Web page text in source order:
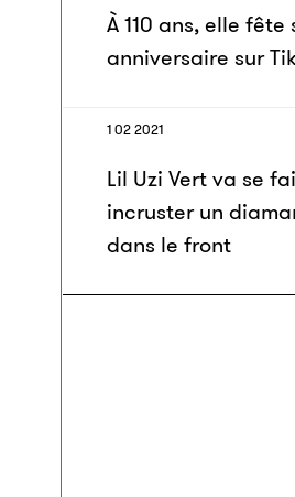
À 110 ans, elle fête
anniversaire sur
1 02 2021
Lil Uzi Vert va se
incruster un
dans le front